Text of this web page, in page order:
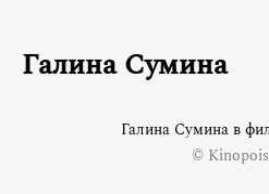
Галина Сумина
Галина Сумина в
©